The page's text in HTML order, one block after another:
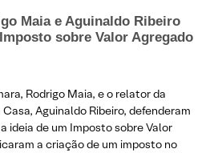
Maia e Aguinaldo Ribeiro
sobre Valor Agregado
Rodrigo Maia, e o relator da
Aguinaldo Ribeiro, defenderam
ideia de um Imposto sobre Valor
a criação de um imposto no